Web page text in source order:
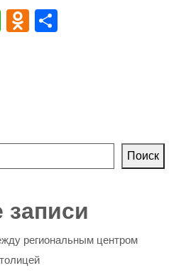
WhatsApp
Odnoklassniki
Поиск
записи
региональным центром